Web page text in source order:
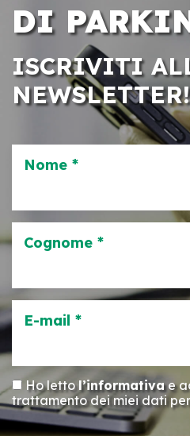
DI
ISCRIVITI
NEWSLETTER!
Nome *
Cognome *
E-mail *
Ho lettol’informativae
trattamento dei miei dati